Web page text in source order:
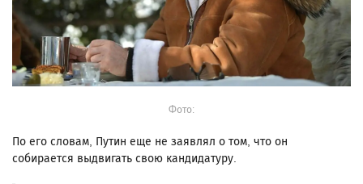
Фото:
По его словам, Путин еще не заявлял о том, что он
собирается выдвигать свою кандидатуру.